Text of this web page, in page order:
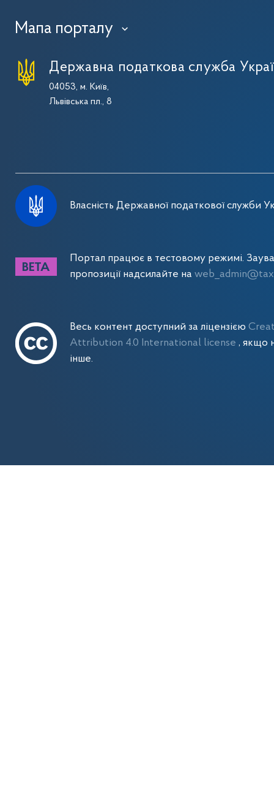
Мапа порталу ›
Державна податкова служба
04053, м. Київ,
Львівська пл., 8
Власність Державної податкової служби
Портал працює в тестовому режимі.
пропозиції надсилайте на
Весь контент доступний за ліцензією
Attribution 4.0 International license, якщо
інше.